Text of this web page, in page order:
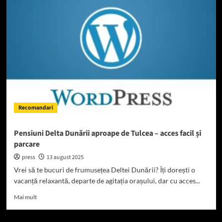
Recomandari
Pensiuni Delta Dunării aproape de Tulcea – acces facil și
parcare
press
13 august 2025
Vrei să te bucuri de frumusețea Deltei Dunării? Îți dorești o
vacanță relaxantă, departe de agitația orașului, dar cu acces...
Mai multRead